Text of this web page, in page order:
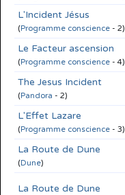
L'Incident Jésus
(Programme conscience - 2)
Le Facteur ascension
(Programme conscience - 4)
The Jesus Incident
(Pandora - 2)
L'Effet Lazare
(Programme conscience - 3)
La Route de Dune
(Dune)
La Route de Dune